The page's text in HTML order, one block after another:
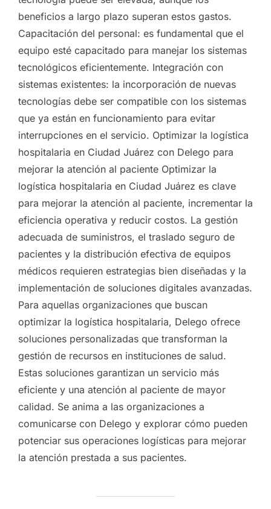
beneficios a largo plazo superan estos gastos.
Capacitación del personal: es fundamental que el
equipo esté capacitado para manejar los sistemas
tecnológicos eficientemente. Integración con
sistemas existentes: la incorporación de nuevas
tecnologías debe ser compatible con los sistemas
que ya están en funcionamiento para evitar
interrupciones en el servicio. Optimizar la logística
hospitalaria en Ciudad Juárez con Delego para
mejorar la atención al paciente Optimizar la
logística hospitalaria en Ciudad Juárez es clave
para mejorar la atención al paciente, incrementar la
eficiencia operativa y reducir costos. La gestión
adecuada de suministros, el traslado seguro de
pacientes y la distribución efectiva de equipos
médicos requieren estrategias bien diseñadas y la
implementación de soluciones digitales avanzadas.
Para aquellas organizaciones que buscan
optimizar la logística hospitalaria, Delego ofrece
soluciones personalizadas que transforman la
gestión de recursos en instituciones de salud.
Estas soluciones garantizan un servicio más
eficiente y una atención al paciente de mayor
calidad. Se anima a las organizaciones a
comunicarse con Delego y explorar cómo pueden
potenciar sus operaciones logísticas para mejorar
la atención prestada a sus pacientes.